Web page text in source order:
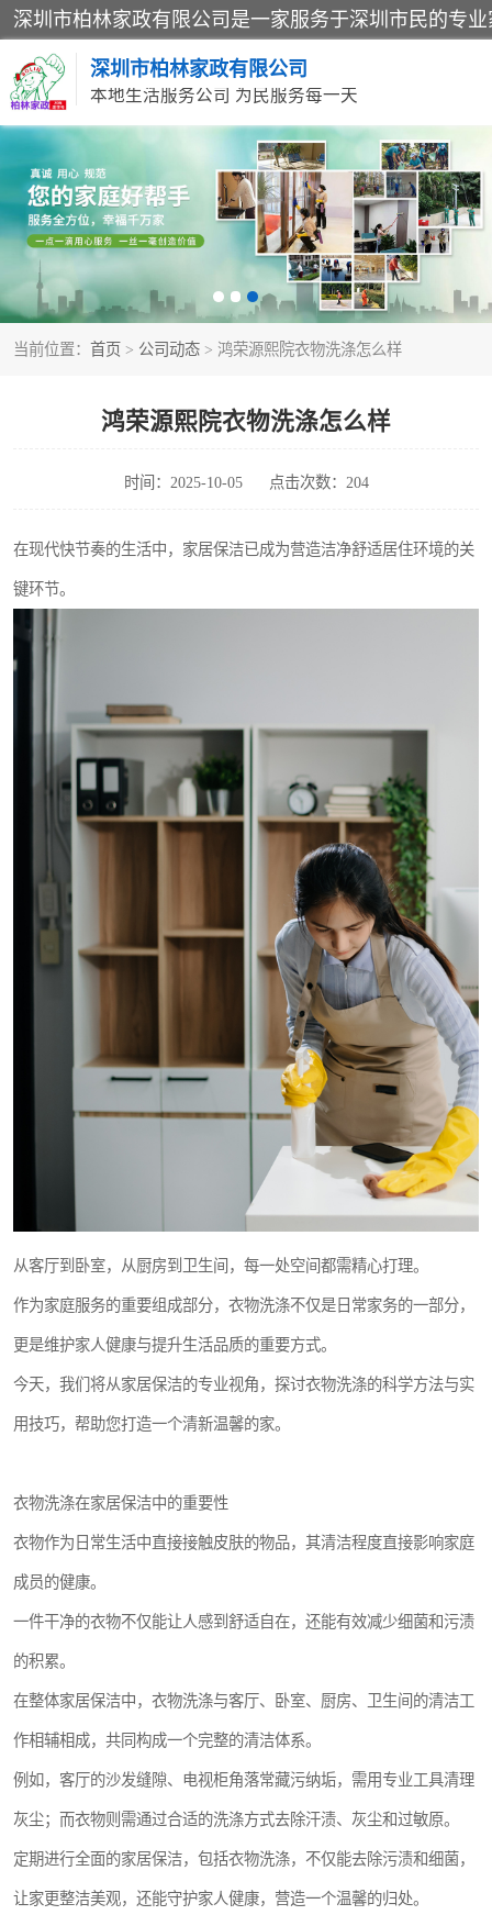
深圳市柏林家政有限公司
本地生活服务公司 为民服务每一天
当前位置： 首页 > 公司动态 > 鸿荣源熙院衣物洗涤怎么样
鸿荣源熙院衣物洗涤怎么样
时间：2025-10-05 点击次数：204
在现代快节奏的生活中，家居保洁已成为营造洁净舒适居住环境的关
键环节。
从客厅到卧室，从厨房到卫生间，每一处空间都需精心打理。
作为家庭服务的重要组成部分，衣物洗涤不仅是日常家务的一部分，
更是维护家人健康与提升生活品质的重要方式。
今天，我们将从家居保洁的专业视角，探讨衣物洗涤的科学方法与实
用技巧，帮助您打造一个清新温馨的家。
衣物洗涤在家居保洁中的重要性
衣物作为日常生活中直接接触皮肤的物品，其清洁程度直接影响家庭
成员的健康。
一件干净的衣物不仅能让人感到舒适自在，还能有效减少细菌和污渍
的积累。
在整体家居保洁中，衣物洗涤与客厅、卧室、厨房、卫生间的清洁工
作相辅相成，共同构成一个完整的清洁体系。
例如，客厅的沙发缝隙、电视柜角落常藏污纳垢，需用专业工具清理
灰尘；而衣物则需通过合适的洗涤方式去除汗渍、灰尘和过敏原。
定期进行全面的家居保洁，包括衣物洗涤，不仅能去除污渍和细菌，
让家更整洁美观，还能守护家人健康，营造一个温馨的归处。
家居保洁
家庭保姆